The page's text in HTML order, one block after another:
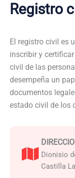
Registro
El registro civil es
inscribir y
civil de las
desempeña un
documentos
estado civil de los
Dionisio
Castilla